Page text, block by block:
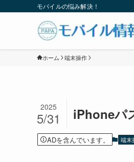
モバイルの悩み解決！
ホーム 端末操作
iPhoneパ
2025
5/31
ADを含んでいます。 端末